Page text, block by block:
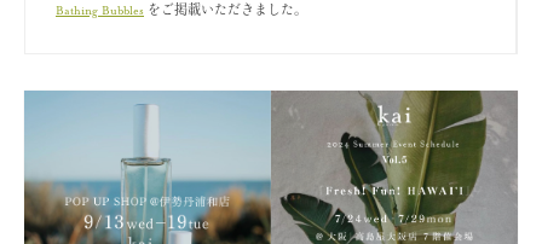
Bathing Bubbles をご掲載いただきました。